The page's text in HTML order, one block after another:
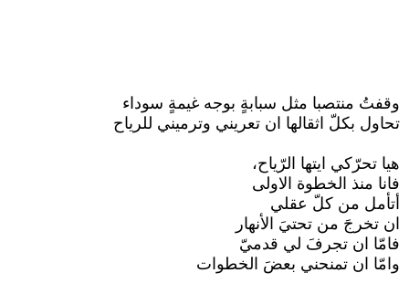
وقفتُ منتصبا مثل سبابةٍ بوجه غيمةٍ سوداء
تحاول بكلّ اثقالها ان تعريني وترميني للرياح
هيا تحرّكي ايتها الرّياح،
فانا منذ الخطوة الاولى
أتأمل من كلّ عقلي
ان تخرجَ من تحتيَ الأنهار
فامّا ان تجرفَ لي قدميّ
وامّا ان تمنحني بعضَ الخطوات